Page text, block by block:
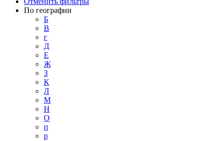
По географии
Б
В
г
Д
Е
Ж
З
К
Л
М
Н
О
п
р